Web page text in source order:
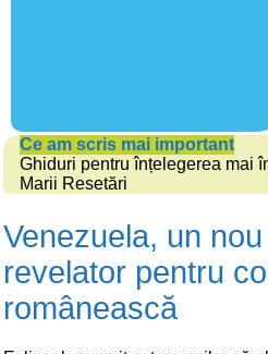
Ce am scris mai important
Ghiduri pentru înțelegerea mai
Marii Resetări
Venezuela, un
revelator pentru
românească